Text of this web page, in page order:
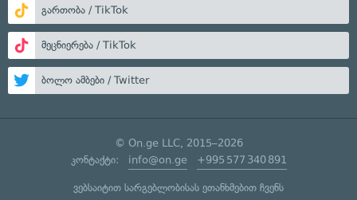
გართობა / TikTok
მეცნიერება / TikTok
ბოლო ამბები / Twitter
© On.ge LLC, 2015–2026
კონტაქტი: info@on.ge +995 577 340 891
ვებსაიტით სარგებლობისას ეთანხმებით ჩვენს